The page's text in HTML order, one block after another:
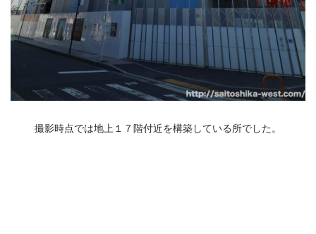
撮影時点では地上１７階付近を構築している所でした。